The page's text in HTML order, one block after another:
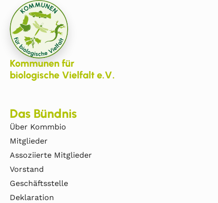
Kommunen für
biologische Vielfalt e.V.
Das Bündnis
Über Kommbio
Mitglieder
Assoziierte Mitglieder
Vorstand
Geschäftsstelle
Deklaration